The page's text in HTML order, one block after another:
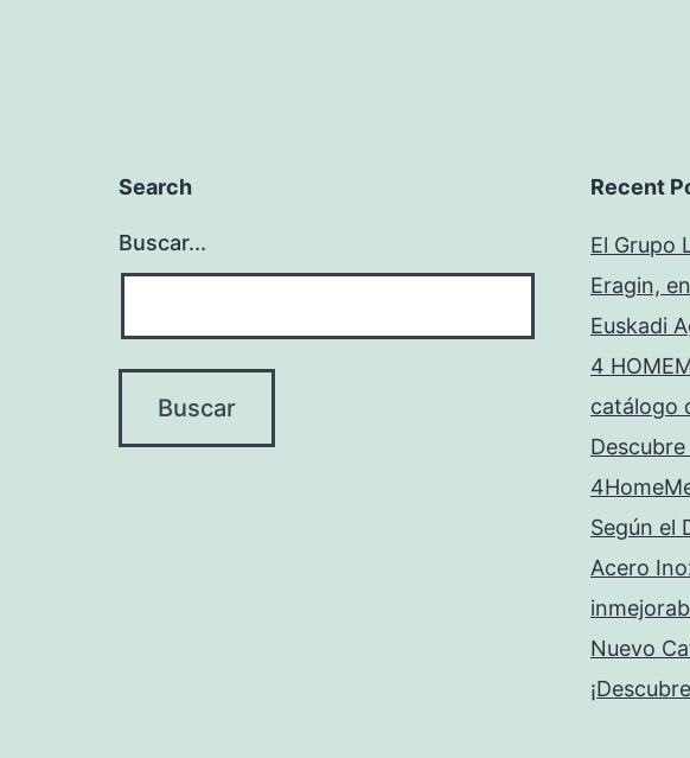
Search
Buscar...
Recent
El Grupo
Eragin,
Euskadi
4
catálogo
Según el
Acero
Nuevo